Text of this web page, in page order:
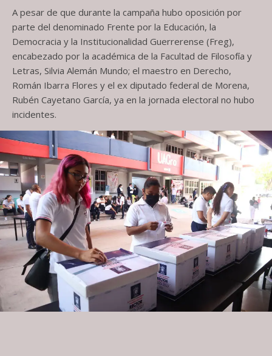
A pesar de que durante la campaña hubo oposición por
parte del denominado Frente por la Educación, la
Democracia y la Institucionalidad Guerrerense (Freg),
encabezado por la académica de la Facultad de Filosofía y
Letras, Silvia Alemán Mundo; el maestro en Derecho,
Román Ibarra Flores y el ex diputado federal de Morena,
Rubén Cayetano García, ya en la jornada electoral no hubo
incidentes.